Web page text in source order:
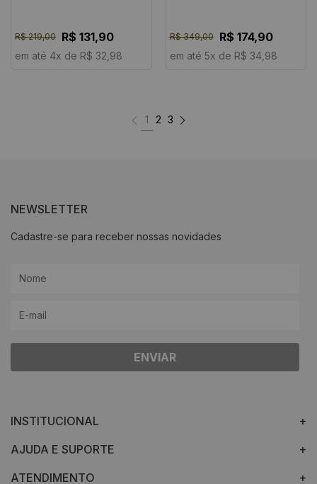
R$ 219,00 R$ 131,90
em até 4x de R$ 32,98
R$ 349,00 R$ 174,90
em até 5x de R$ 34,98
1 2 3
NEWSLETTER
Cadastre-se para receber nossas novidades
ENVIAR
INSTITUCIONAL
AJUDA E SUPORTE
ATENDIMENTO